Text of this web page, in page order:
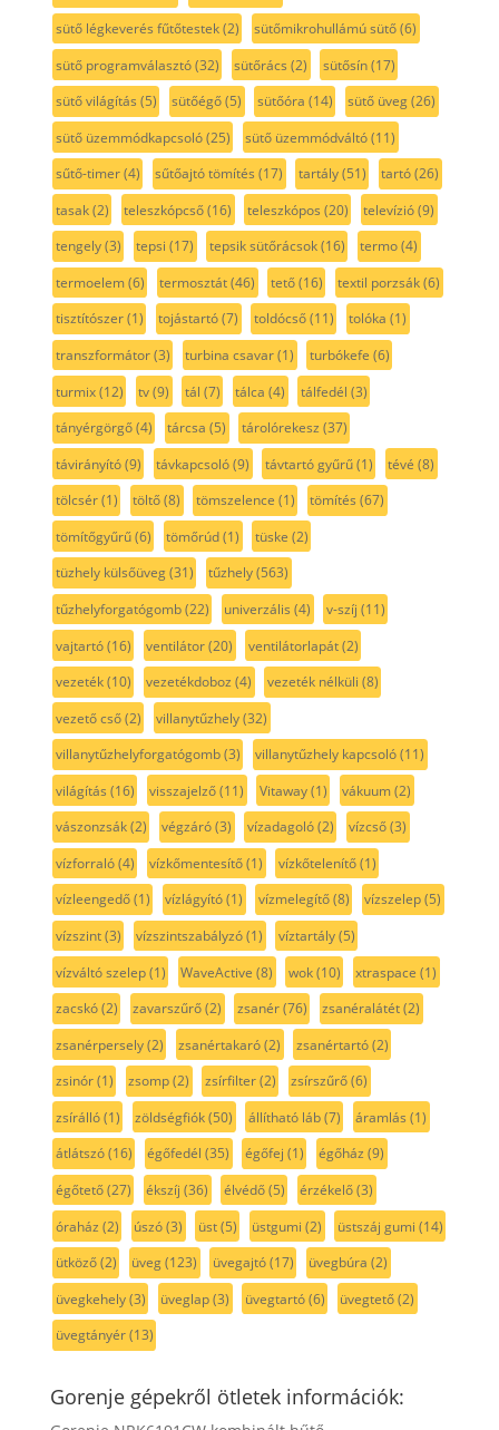
sütő légkeverés fűtőtestek(2) sütőmikrohullámú sütő(6)
sütő programválasztó(32) sütőrács (2) sütősín(17)
sütő világítás (5) sütőégő(5) sütőóra (14) sütő üveg(26)
sütő üzemmódkapcsoló(25) sütő üzemmódváltó(11)
sűtő-timer(4) sűtőajtó tömítés (17) tartály(51) tartó(26)
tasak(2) teleszkópcső(16) teleszkópos (20) televízió(9)
tengely(3) tepsi (17) tepsik sütőrácsok(16) termo(4)
termoelem(6) termosztát(46) tető(16) textil porzsák(6)
tisztítószer(1) tojástartó(7) toldócső(11) tolóka (1)
transzformátor(3) turbina csavar(1) turbókefe (6)
turmix(12) tv(9) tál (7) tálca (4) tálfedél (3)
tányérgörgő(4) tárcsa (5) tárolórekesz (37)
távirányító(9) távkapcsoló(9) távtartó gyűrű(1) tévé (8)
tölcsér(1) töltő(8) tömszelence (1) tömítés (67)
tömítőgyűrű(6) tömőrúd(1) tüske (2)
tüzhely külsőüveg(31) tűzhely(563)
tűzhelyforgatógomb(22) univerzális (4) v-szíj (11)
vajtartó(16) ventilátor(20) ventilátorlapát(2)
vezeték(10) vezetékdoboz (4) vezeték nélküli (8)
vezető cső(2) villanytűzhely(32)
villanytűzhelyforgatógomb(3) villanytűzhely kapcsoló(11)
világítás (16) visszajelző(11) Vitaway(1) vákuum(2)
vászonzsák(2) végzáró(3) vízadagoló(2) vízcső(3)
vízforraló(4) vízkőmentesítő(1) vízkőtelenítő(1)
vízleengedő(1) vízlágyító(1) vízmelegítő(8) vízszelep(5)
vízszint(3) vízszintszabályzó(1) víztartály(5)
vízváltó szelep(1) WaveActive (8) wok(10) xtraspace (1)
zacskó(2) zavarszűrő(2) zsanér(76) zsanéralátét(2)
zsanérpersely(2) zsanértakaró(2) zsanértartó(2)
zsinór(1) zsomp(2) zsírfilter(2) zsírszűrő(6)
zsírálló(1) zöldségfiók(50) állítható láb(7) áramlás (1)
átlátszó(16) égőfedél (35) égőfej (1) égőház (9)
égőtető(27) ékszíj (36) élvédő(5) érzékelő(3)
óraház (2) úszó(3) üst(5) üstgumi (2) üstszáj gumi (14)
ütköző(2) üveg(123) üvegajtó(17) üvegbúra (2)
üvegkehely(3) üveglap(3) üvegtartó(6) üvegtető(2)
üvegtányér(13)
Gorenje gépekről ötletek információk: